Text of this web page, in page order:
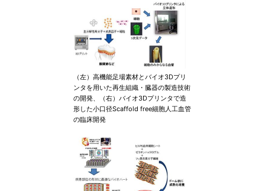
（左）高機能足場素材とバイオ3Dプリ
ンタを用いた再生組織・臓器の製造技術
の開発、（右）バイオ3Dプリンタで造
形した小口径Scaffold free細胞人工血管
の臨床開発